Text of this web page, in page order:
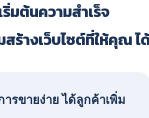
ริ่มต้นความสำเร็จ
างเว็บไซต์ที่ให้คุณ ไ
ารขายง่าย ได้ลูกค้าเพิ่ม